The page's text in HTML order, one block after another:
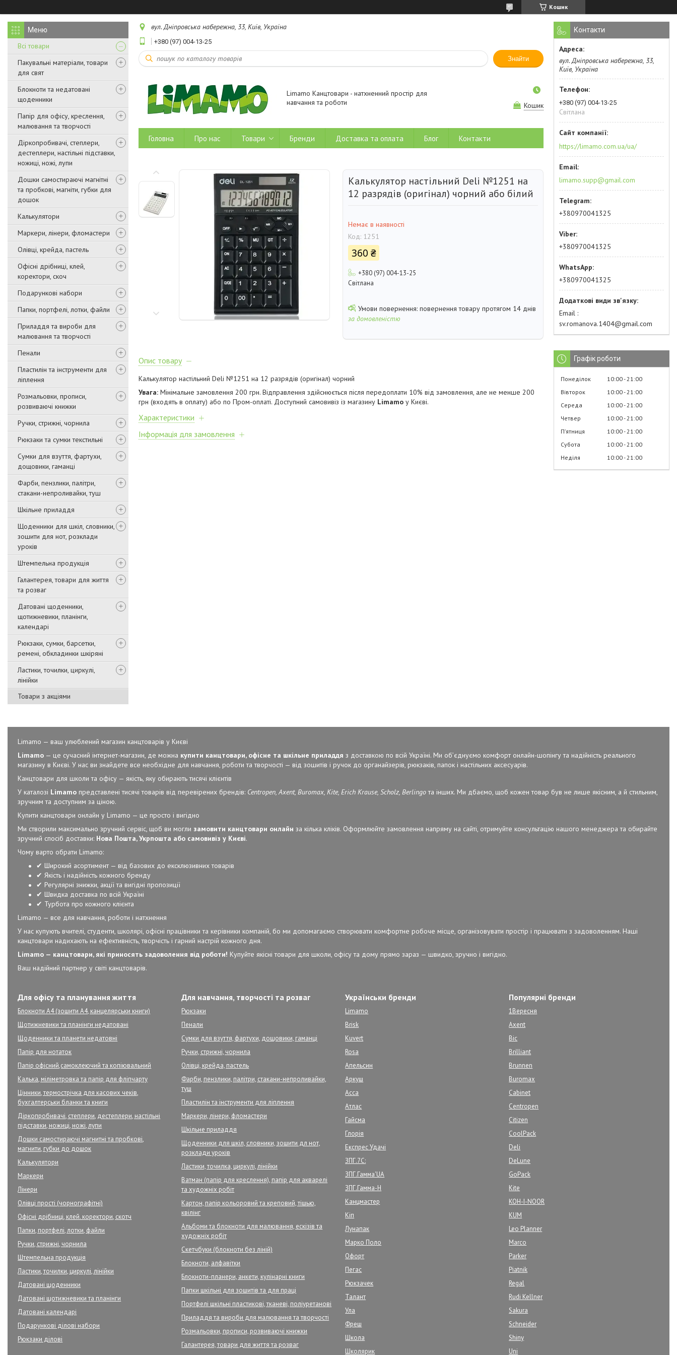
Кошик
Всі товари
Пакувальні матеріали, товари
для свят
Блокноти та недатовані
щоденники
Папір для офісу, креслення,
малювання та творчості
Діркопробивачі, степлери,
дестеплери, настільні підставки,
ножиці, ножі, лупи
Дошки самостираючі магнітні
та пробкові, магніти, губки для
дошок
Калькулятори
Маркери, лінери, фломастери
Олівці, крейда, пастель
Офісні дрібниці, клей,
коректори, скоч
Подарункові набори
Папки, портфелі, лотки, файли
Приладдя та вироби для
малювання та творчості
Пенали
Пластилін та інструменти для
ліплення
Розмальовки, прописи,
розвиваючі книжки
Ручки, стрижні, чорнила
Рюкзаки та сумки текстильні
Сумки для взуття, фартухи,
дощовики, гаманці
Фарби, пензлики, палітри,
стакани-непроливайки, туш
Шкільне приладдя
Щоденники для шкіл, словники,
зошити для нот, розклади
уроків
Штемпельна продукція
Галантерея, товари для життя
та розваг
Датовані щоденники,
щотижневики, планінги,
календарі
Рюкзаки, сумки, барсетки,
ремені, обкладинки шкіряні
Ластики, точилки, циркулі,
лінійки
Товари з акціями
вул. Дніпровська набережна, 33, Київ, Україна
+380 (97) 004-13-25
Знайти
Limamo Канцтовари - натхненний простір для
навчання та роботи
Кошик
Головна Про нас Товари Бренди Доставка та оплата Блог Контакти
Калькулятор настільний Deli №1251 на
12 разрядів (оригінал) чорний або білий
Немає в наявності
Код: 1251
360 ₴
+380 (97) 004-13-25
Світлана
повернення товару протягом 14 днів
за домовленістю
Опис товару
Калькулятор настільний Deli №1251 на 12 разрядів (оригінал) чорний
Увага: Мінімальне замовлення 200 грн. Відправлення здійснюється після передоплати 10% від замовлення, але не менше 200
грн (входять в оплату) або по Пром-оплаті. Доступний самовивіз із магазину Limamo у Києві.
Характеристики
Інформація для замовлення
Контакти
вул. Дніпровська набережна, 33,
Київ, Україна
+380 (97) 004-13-25
Світлана
https://limamo.com.ua/ua/
limamo.supp@gmail.com
+380970041325
+380970041325
+380970041325
Email
sv.romanova.1404@gmail.com
Графік роботи
Понеділок 10:00 21:00
Вівторок
10:00 21:00
Середа
10:00 21:00
Четвер
10:00 21:00
Пʼятниця
10:00 21:00
Субота
10:00 21:00
Неділя
10:00 21:00
Limamo — ваш улюблений магазин канцтоварів у Києві
Limamo — це сучасний інтернет-магазин, де можна купити канцтовари, офісне та шкільне приладдя з доставкою по всій Україні. Ми об’єднуємо комфорт онлайн-шопінгу та надійність реального
магазину в Києві. У нас ви знайдете все необхідне для навчання, роботи та творчості — від зошитів і ручок до органайзерів, рюкзаків, папок і настільних аксесуарів.
Канцтовари для школи та офісу — якість, яку обирають тисячі клієнтів
У каталозі Limamo представлені тисячі товарів від перевірених брендів: Centropen, Axent, Buromax, Kite, Erich Krause, Scholz, Berlingoта інших. Ми дбаємо, щоб кожен товар був не лише якісним, а й стильним,
зручним та доступним за ціною.
Купити канцтовари онлайн у Limamo — це просто і вигідно
Ми створили максимально зручний сервіс, щоб ви могли замовити канцтовари онлайн за кілька кліків. Оформлюйте замовлення напряму на сайті, отримуйте консультацію нашого менеджера та обирайте
зручний спосіб доставки: Нова Пошта, Укрпошта або самовивіз у Києві.
Чому варто обрати Limamo:
✔ Широкий асортимент — від базових до ексклюзивних товарів
✔ Якість і надійність кожного бренду
✔ Регулярні знижки, акції та вигідні пропозиції
✔ Швидка доставка по всій Україні
✔ Турбота про кожного клієнта
Limamo — все для навчання, роботи і натхнення
У нас купують вчителі, студенти, школярі, офісні працівники та керівники компаній, бо ми допомагаємо створювати комфортне робоче місце, організовувати простір і працювати з задоволенням. Наші
канцтовари надихають на ефективність, творчість і гарний настрій кожного дня.
Limamo — канцтовари, які приносять задоволення від роботи! Купуйте якісні товари для школи, офісу та дому прямо зараз — швидко, зручно і вигідно.
Ваш надійний партнер у світі канцтоварів.
Для офісу та планування життя
Блокноти А4 (зошити А4, канцелярськи книги)
Щотижневики та планінги недатовані
Щоденники та планети недатовні
Папір для нотаток
Папір офісний,самоклеючий та копіювальний
Калька, міліметровка та папір для фліпчарту
Цінники, термострічка для касових чеків,
бухгалтерськи бланки та книги
Діркопробивачі, степлери, дестеплери, настільні
підставки, ножиці, ножі, лупи
Дошки самостираючі магнитні та пробкові,
магнити, губки до дошок
Калькулятори
Маркери
Лінери
Олівці прості (чорнографітні)
Офісні дрібниці, клей. коректори, скотч
Папки, портфелі, лотки, файли
Ручки, стрижні, чорнила
Штемпельна продукція
Ластики, точилки, циркулі, лінійки
Датовані щоденники
Датовані щотижневики та планінги
Датовані календарі
Подарункові ділові набори
Рюкзаки ділові
Для навчання, творчості та розваг
Рюкзаки
Пенали
Сумки для взуття, фартухи, дощовики, гаманці
Ручки, стрижні, чорнила
Олівці, крейда, пастель
Фарби, пензлики, палітри, стакани-непроливайки,
туш
Пластилін та інструменти для ліплення
Маркери, лінери, фломастери
Шкільне приладдя
Щоденники для шкіл, словники, зошити дл нот,
розклади уроків
Ластики, точилка, циркулі, лінійки
Ватман (папір для креслення), папір для акварелі
та художніх робіт
Картон, папір кольоровий та креповий, тішью,
квілінг
Альбоми та блокноти для малювання, ескізів та
художніх робіт
Скетчбуки (блокноти без ліній)
Блокноти, алфавітки
Блокноти-планери, анкети, кулінарні книги
Папки шкільні для зошитів та для праці
Портфелі шкільні пластикові, тканеві, поліуретанові
Приладдя та вироби для малювання та творчості
Розмальовки, прописи, розвиваючі книжки
Галантерея, товари для життя та розваг
Українськи бренди
Limamo
Brisk
Kuvert
Rosa
Апельсин
Аркуш
Асса
Атлас
Гайсма
Глорія
Експрес Удачі
ЗПГ.7С:
ЗПГ.Гамма'UA
ЗПГ.Гамма-Н
Канцмастер
Кіп
Лунапак
Марко Поло
Офорт
Пегас
Рюкзачек
Талант
Ула
Фреш
Школа
Школярик
Популярні бренди
1Вересня
Axent
Bic
Brilliant
Brunnen
Buromax
Cabinet
Centropen
Citizen
CoolPack
Deli
DeLune
GoPack
Kite
KOH-I-NOOR
KUM
Leo Planner
Marco
Parker
Piatnik
Regal
Rudi Kellner
Sakura
Schneider
Shiny
Uni